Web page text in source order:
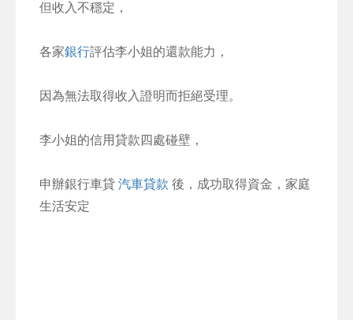
但收入不穩定，
各家銀行評估李小姐的還款能力，
因為無法取得收入證明而拒絕受理。
李小姐的信用貸款四處碰壁，
申辦銀行車貸 汽車貸款 後，成功取得資金，家庭
生活安定